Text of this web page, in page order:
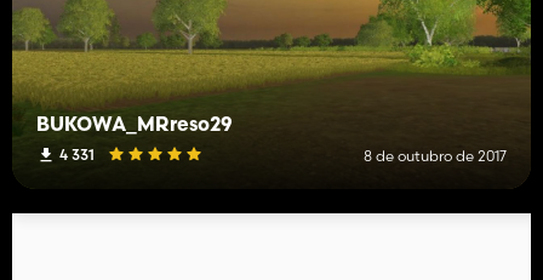
BUKOWA_MRreso29
4 331 8 de outubro de 2017